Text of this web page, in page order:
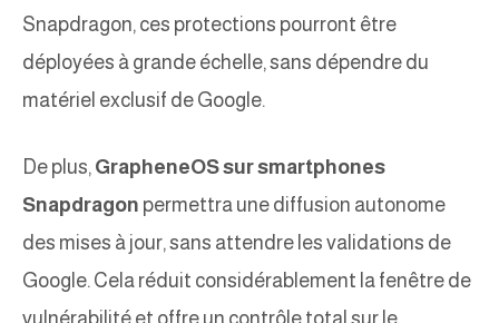
Snapdragon, ces protections pourront être
déployées à grande échelle, sans dépendre du
matériel exclusif de Google.
De plus, GrapheneOS sur smartphones
Snapdragon permettra une diffusion autonome
des mises à jour, sans attendre les validations de
Google. Cela réduit considérablement la fenêtre de